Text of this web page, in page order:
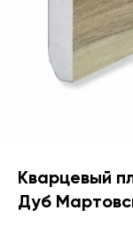
Кварцевый
Дуб